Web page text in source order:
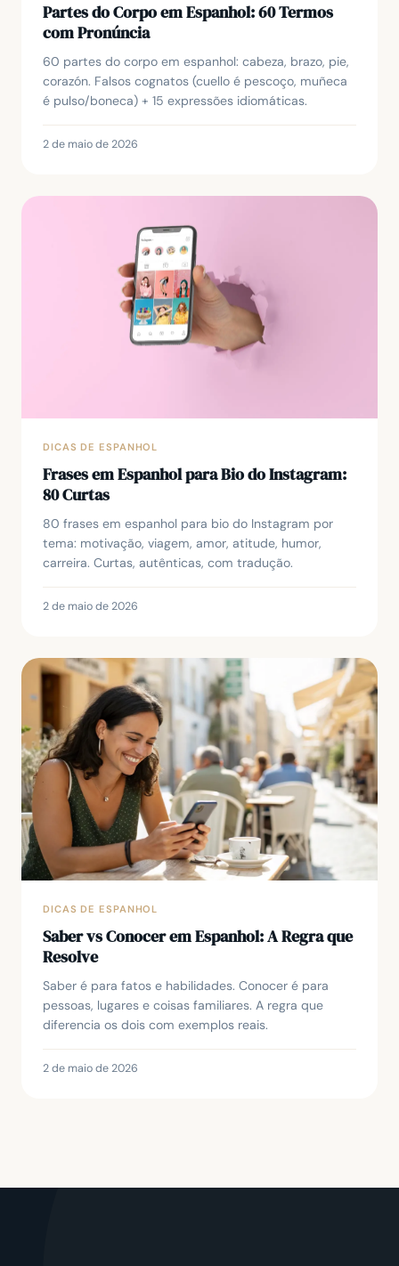
Partes do Corpo em Espanhol: 60 Termos
com Pronúncia
60 partes do corpo em espanhol: cabeza, brazo, pie,
corazón. Falsos cognatos (cuello é pescoço, muñeca
é pulso/boneca) + 15 expressões idiomáticas.
2 de maio de 2026
DICAS DE ESPANHOL
Frases em Espanhol para Bio do Instagram:
80 Curtas
80 frases em espanhol para bio do Instagram por
tema: motivação, viagem, amor, atitude, humor,
carreira. Curtas, autênticas, com tradução.
2 de maio de 2026
DICAS DE ESPANHOL
Saber vs Conocer em Espanhol: A Regra que
Resolve
Saber é para fatos e habilidades. Conocer é para
pessoas, lugares e coisas familiares. A regra que
diferencia os dois com exemplos reais.
2 de maio de 2026